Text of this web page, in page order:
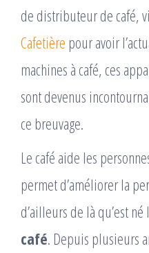
de distributeur de café,
Cafetière pour avoir
machines à café, ces
sont devenus
ce breuvage.
Le café aide les
permet d’améliorer la
d’ailleurs de là qu’est
café. Depuis plusieurs